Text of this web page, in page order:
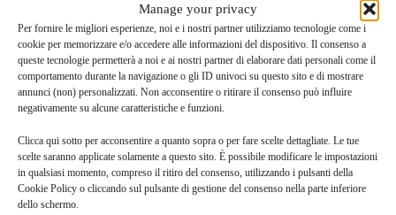
Manage your privacy
Per fornire le migliori esperienze, noi e i nostri partner utilizziamo tecnologie come i
cookie per memorizzare e/o accedere alle informazioni del dispositivo. Il consenso a
queste tecnologie permetterà a noi e ai nostri partner di elaborare dati personali come il
comportamento durante la navigazione o gli ID univoci su questo sito e di mostrare
annunci (non) personalizzati. Non acconsentire o ritirare il consenso può influire
negativamente su alcune caratteristiche e funzioni.
Clicca qui sotto per acconsentire a quanto sopra o per fare scelte dettagliate. Le tue
scelte saranno applicate solamente a questo sito. È possibile modificare le impostazioni
in qualsiasi momento, compreso il ritiro del consenso, utilizzando i pulsanti della
Cookie Policy o cliccando sul pulsante di gestione del consenso nella parte inferiore
dello schermo.